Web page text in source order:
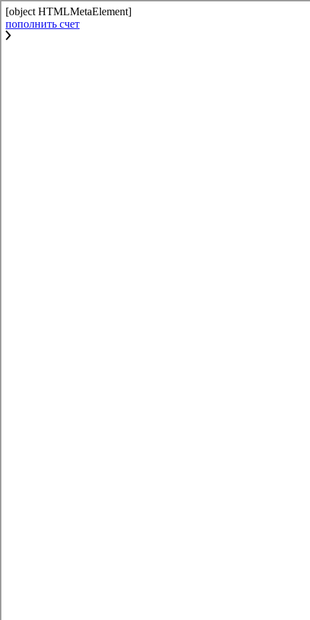
[object HTMLMetaElement]
пополнить счет